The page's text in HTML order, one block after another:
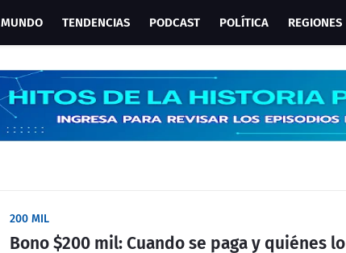
MUNDO TENDENCIAS PODCAST POLÍTICA REGIONES
200 MIL
Bono $200 mil: Cuando se paga y quiénes lo